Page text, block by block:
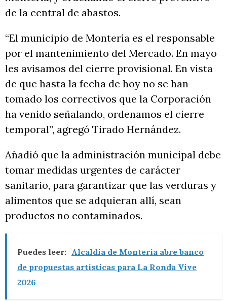
de la central de abastos.
“El municipio de Montería es el responsable
por el mantenimiento del Mercado. En mayo
les avisamos del cierre provisional. En vista
de que hasta la fecha de hoy no se han
tomado los correctivos que la Corporación
ha venido señalando, ordenamos el cierre
temporal”, agregó Tirado Hernández.
Añadió que la administración municipal debe
tomar medidas urgentes de carácter
sanitario, para garantizar que las verduras y
alimentos que se adquieran allí, sean
productos no contaminados.
Puedes leer: Alcaldía de Montería abre banco
de propuestas artísticas para La Ronda Vive
2026